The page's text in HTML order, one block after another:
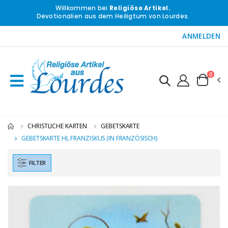
Willkommen bei Religiöse Artikel.
Devotionalien aus dem Heiligtum von Lourdes.
ANMELDEN
0
CHRISTLICHE KARTEN
GEBETSKARTE
GEBETSKARTE HL FRANZISKUS (IN FRANZÖSISCH)
FILTER